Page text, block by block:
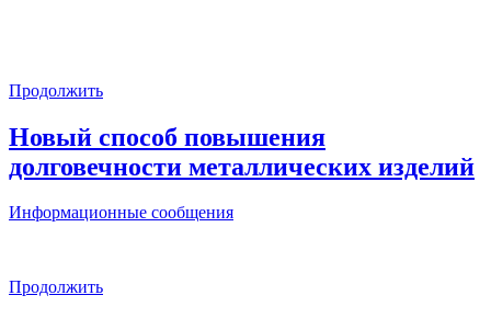
Продолжить
Новый способ повышения
долговечности металлических изделий
Информационные сообщения
Продолжить